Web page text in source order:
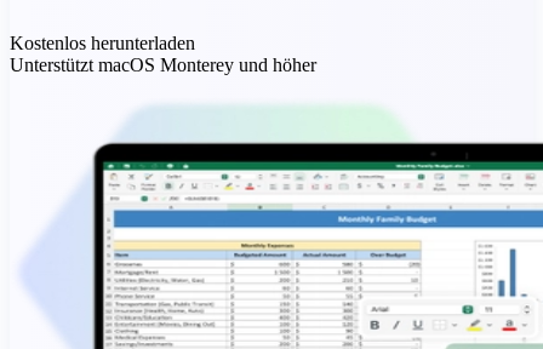
Kostenlos herunterladen
Unterstützt macOS Monterey und höher